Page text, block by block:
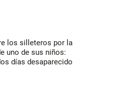
los silleteros por la
uno de sus niños:
días desaparecido